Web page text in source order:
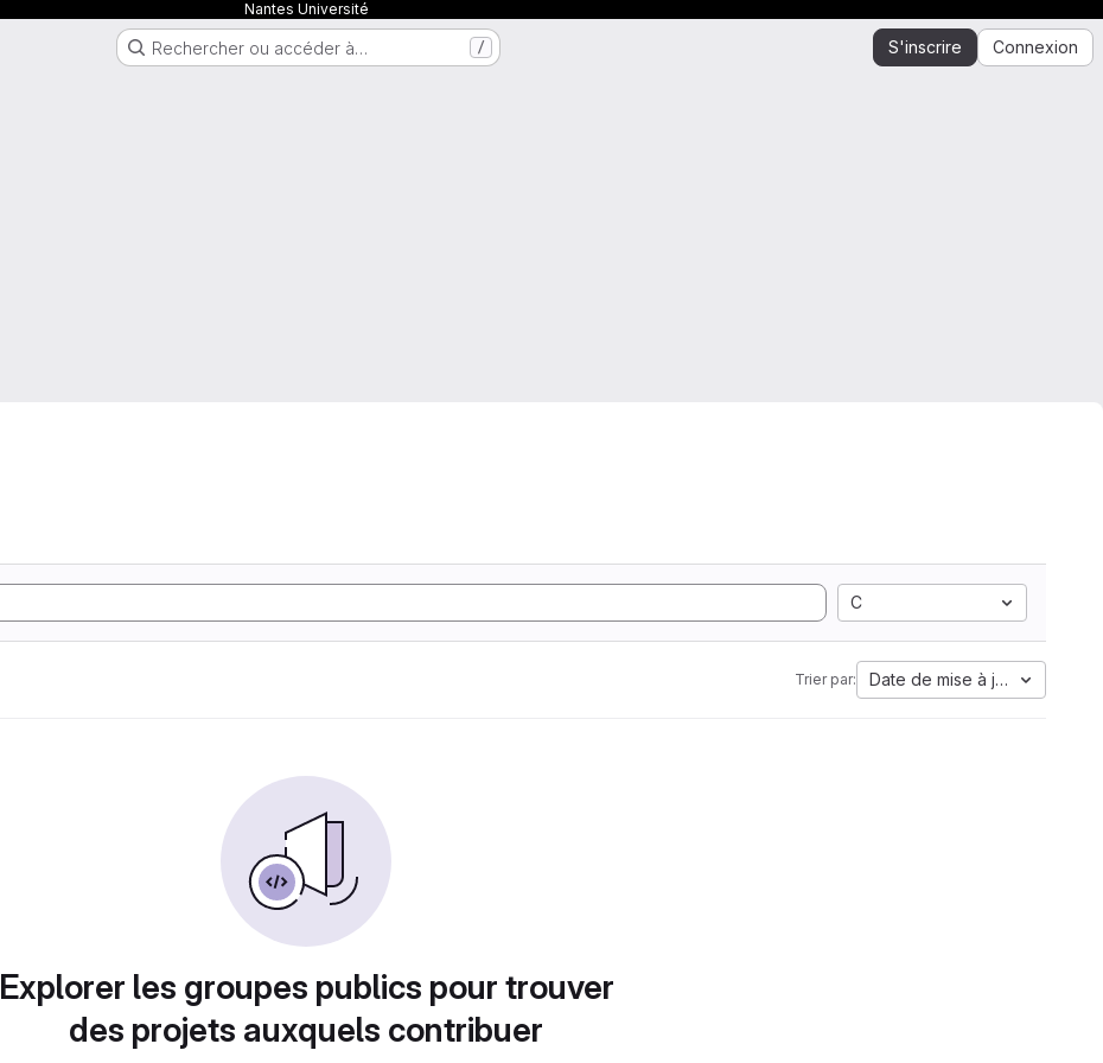
Nantes Université
Rechercher ou accéder à… / S'inscrire Connexion
C
Trier par: Date de mise à jour
Explorer les groupes publics pour trouver
des projets auxquels contribuer